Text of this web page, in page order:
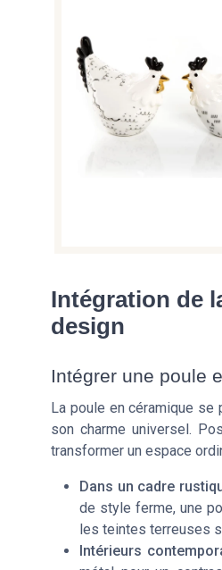
Intégration de
design
Intégrer une poule
La poule en céramique
son charme universel.
transformer un espace
Dans un cadre
de style ferme, une
les teintes terreuses
Intérieurs